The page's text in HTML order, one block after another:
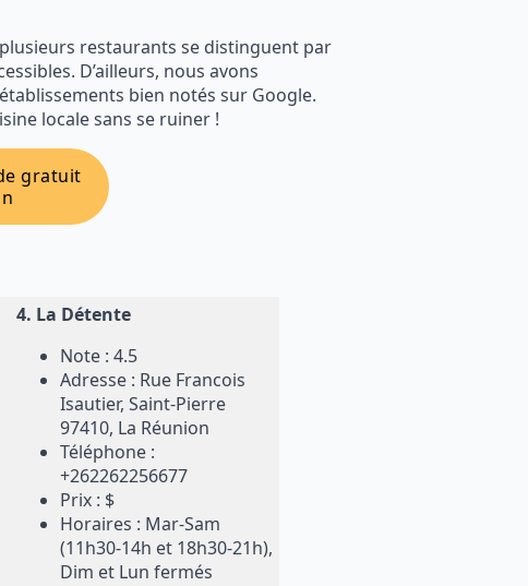
restaurants se distinguent par
D’ailleurs, nous avons
bien notés sur Google.
locale sans se ruiner !
gratuit
4. La Détente
Note : 4.5
Adresse : Rue Francois
Isautier, Saint-Pierre
97410, La Réunion
Téléphone :
+262262256677
Prix : $
Horaires : Mar-Sam
(11h30-14h et 18h30-21h),
Dim et Lun fermés